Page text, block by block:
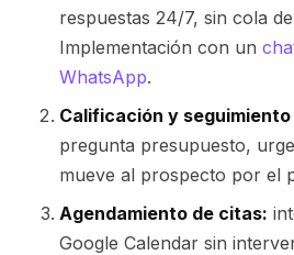
respuestas 24/7, sin cola
Implementación con un
WhatsApp.
Calificación y seguimiento
pregunta presupuesto,
mueve al prospecto por el
Agendamiento de citas:
Google Calendar sin